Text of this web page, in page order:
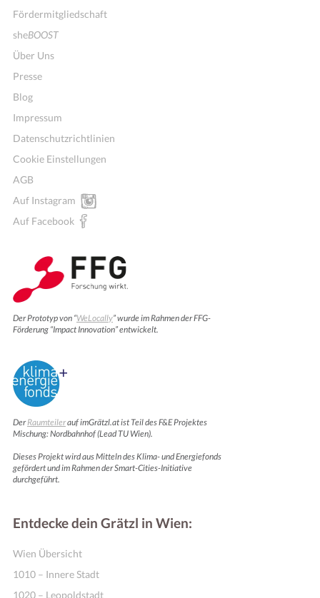
Fördermitgliedschaft
sheBOOST
Über Uns
Presse
Blog
Impressum
Datenschutzrichtlinien
Cookie Einstellungen
AGB
Auf Instagram
Auf Facebook
Der Prototyp von “WeLocally” wurde im Rahmen der FFG-
Förderung “Impact Innovation” entwickelt.
DerRaumteilerauf imGrätzl.at ist Teil des F&E Projektes
Mischung: Nordbahnhof (Lead TU Wien).
Dieses Projekt wird aus Mitteln des Klima- und Energiefonds
gefördert und im Rahmen der Smart-Cities-Initiative
durchgeführt.
Entdecke dein Grätzl in Wien:
Wien Übersicht
1010 – Innere Stadt
1020 – Leopoldstadt